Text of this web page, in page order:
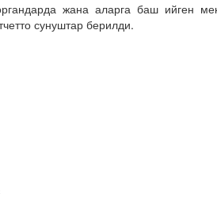
жана аларга баш ийген
сунуштар берилди.